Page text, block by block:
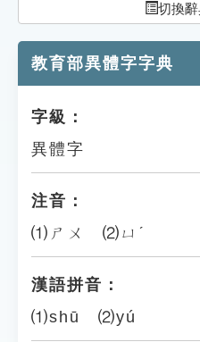
貓頭鷹博士
切換
教育部異體字字典
字級：
異體字
注音：
⑴ㄕㄨ ⑵ㄩˊ
漢語拼音：
⑴shū ⑵yú